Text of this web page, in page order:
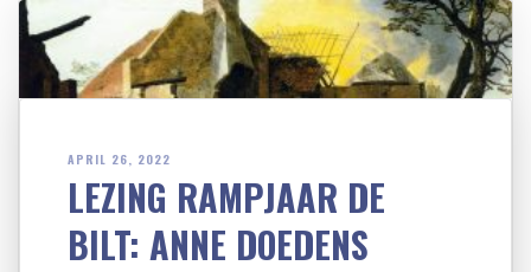
APRIL 26, 2022
LEZING RAMPJAAR DE
BILT: ANNE DOEDENS